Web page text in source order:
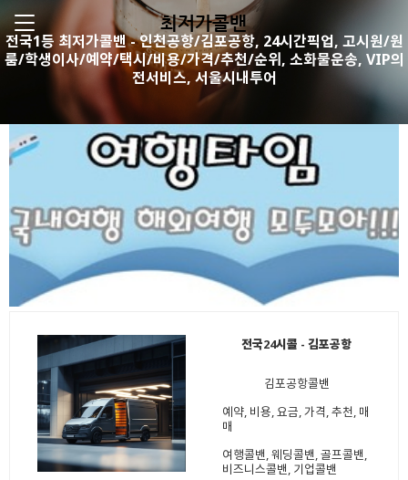
최저가콜밴
전국1등 최저가콜밴 - 인천공항/김포공항, 24시간픽업, 고시원/원
룸/학생이사/예약/택시/비용/가격/추천/순위, 소화물운송, VIP의
전서비스, 서울시내투어
전국24시콜 - 김포공항
김포공항콜밴
예약, 비용, 요금, 가격, 추천, 매
매
여행콜밴, 웨딩콜밴, 골프콜밴,
비즈니스콜밴, 기업콜밴